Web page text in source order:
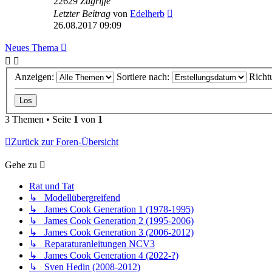
Letzter Beitrag von Edelherb
26.08.2017 09:09
Neues Thema
Anzeigen: Sortiere nach:
3 Themen • Seite 1 von 1
Zurück zur Foren-Übersicht
Gehe zu
Rat und Tat
↳ Modellübergreifend
↳ James Cook Generation 1 (1978-1995)
↳ James Cook Generation 2 (1995-2006)
↳ James Cook Generation 3 (2006-2012)
↳ Reparaturanleitungen NCV3
↳ James Cook Generation 4 (2022-?)
↳ Sven Hedin (2008-2012)